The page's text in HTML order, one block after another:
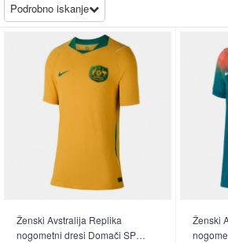
Podrobno iskanje
Ženski Avstralija Replika
nogometni dresi Domači SP
Ženski